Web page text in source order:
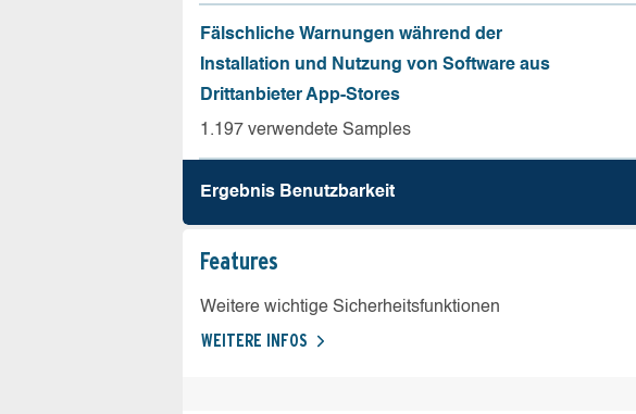
Fälschliche Warnungen während der
Installation und Nutzung von Software aus
Drittanbieter App-Stores
1.197 verwendete Samples
Ergebnis Benutz­barkeit
Features
Weitere wichtige Sicherheitsfunktionen
WEITERE INFOS